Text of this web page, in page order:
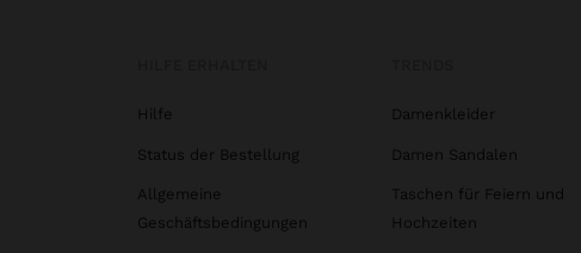
Hilfe
Status der Bestellung
Allgemeine
Geschäftsbedingungen
Damenkleider
Damen Sandalen
Taschen für Feiern und
Hochzeiten